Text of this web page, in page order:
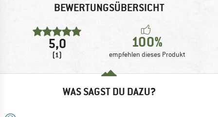
BEWERTUNGSÜBERSICHT
5,0
(1)
100%
empfehlen dieses Produkt
WAS SAGST DU DAZU?